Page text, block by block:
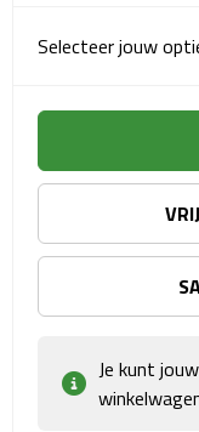
Fietstassen
Koeltassen &
Strandtassen
Picknick rugtassen
Selecteer jouw
Je kunt